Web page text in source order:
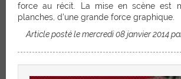
force au récit. La mise en scène est
planches, d’une grande force graphique.
Article posté le mercredi 08 janvier 2014